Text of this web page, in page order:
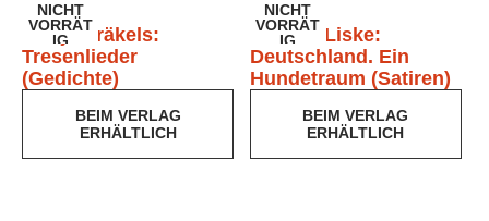
NICHT
VORRÄT
IG
BEIM VERLAG
ERHÄLTLICH
Manja Präkels:
Tresenlieder
(Gedichte)
10,80
NICHT
VORRÄT
IG
BEIM VERLAG
ERHÄLTLICH
Markus Liske:
Deutschland. Ein
Hundetraum (Satiren)
16,00